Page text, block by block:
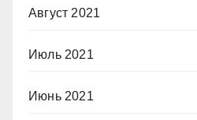
Август 2021
Июль 2021
Июнь 2021